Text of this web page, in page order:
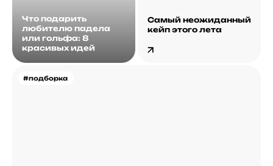
Что подарить
любителю падела
или гольфа: 8
красивых идей
#подборка
Самый неожиданный
кейп этого лета